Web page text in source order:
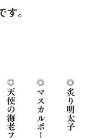
。